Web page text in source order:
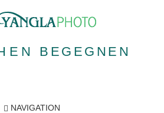
BEGEGNEN
NAVIGATION